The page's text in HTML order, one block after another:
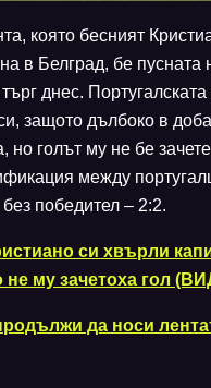
която бесният
в Белград, бе пусната
днес.
защото дълбоко в
но голът му не бе
между
победител – 2:2.
си хвърли
не му зачетоха гол
да носи